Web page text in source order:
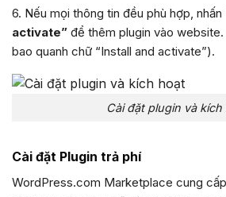
6. Nếu mọi thông tin đều phù hợp, nhấn
activate” để thêm plugin vào
bao quanh chữ “Install and activate”).
Cài đặt plugin và kích
Cài đặt Plugin trả phí
WordPress.com Marketplace cung